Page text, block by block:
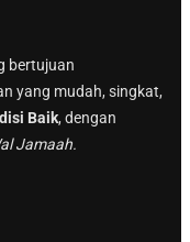
bertujuan
yang mudah, singkat,
Baik, dengan
Jamaah.